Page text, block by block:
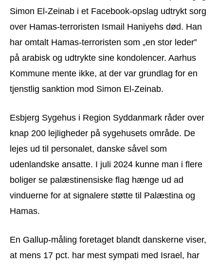
Simon El-Zeinab i et Facebook-opslag udtrykt sorg
over Hamas-terroristen Ismail Haniyehs død. Han
har omtalt Hamas-terroristen som „en stor leder‟
på arabisk og udtrykte sine kondolencer. Aarhus
Kommune mente ikke, at der var grundlag for en
tjenstlig sanktion mod Simon El-Zeinab.
Esbjerg Sygehus i Region Syddanmark råder over
knap 200 lejligheder på sygehusets område. De
lejes ud til personalet, danske såvel som
udenlandske ansatte. I juli 2024 kunne man i flere
boliger se palæstinensiske flag hænge ud ad
vinduerne for at signalere støtte til Palæstina og
Hamas.
En Gallup-måling foretaget blandt danskerne viser,
at mens 17 pct. har mest sympati med Israel, har